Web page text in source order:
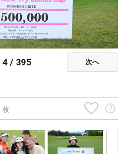
4 / 395 次へ
枚